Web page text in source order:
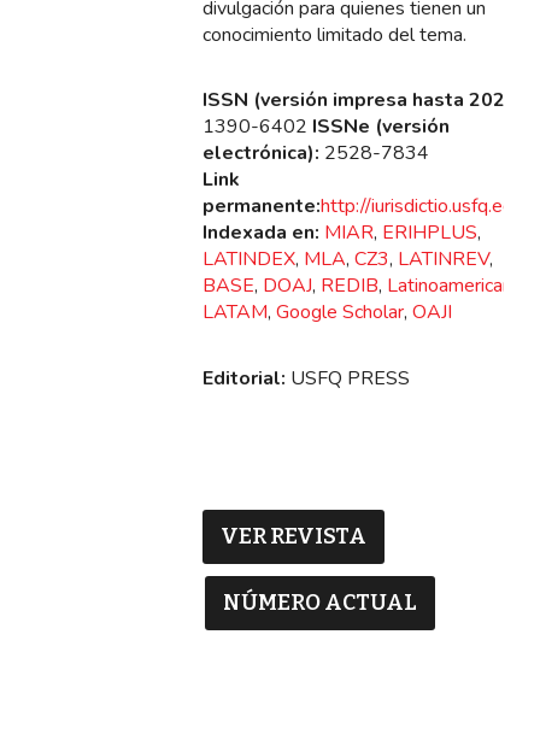
divulgación para quienes tienen un
conocimiento limitado del tema.
ISSN (versión impresa hasta 2022):
1390-6402 ISSNe (versión
electrónica): 2528-7834
Link
permanente:http://
Indexada en: MIAR, ERIHPLUS,
LATINDEX, MLA, CZ3, LATINREV,
BASE, DOAJ, REDIB, Latinoamericana
LATAM, Google Scholar, OAJI
Editorial: USFQ PRESS
VER REVISTA
NÚMERO ACTUAL